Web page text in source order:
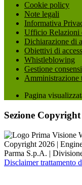
Cookie policy
Note legali
Informativa
Ufficio Relazioni
Dichiarazione di
Obiettivi di
Whistleblowing
Gestione
Amministrazione
Pagina
Sezione Copyright
Copyright 2026 |
Parma S.p.A. |
Disclaimer trattamento